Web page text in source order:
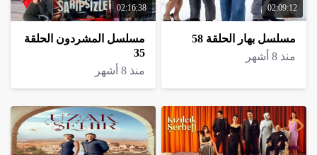
02:09:12
مسلسل بهار الحلقة 58
منذ 8 أشهر
02:16:38
مسلسل المشردون الحلقة
35
منذ 8 أشهر